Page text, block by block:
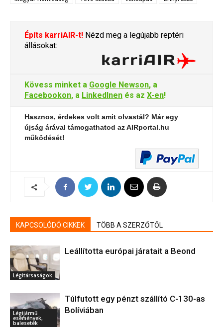
Építs karriAIR-t! Nézd meg a legújabb reptéri
állásokat:
Kövess minket a Google Newson, a
Facebookon, a LinkedInen és az X-en!
Hasznos, érdekes volt amit olvastál? Már egy
újság árával támogathatod az AIRportal.hu
működését!
KAPCSOLÓDÓ CIKKEK TÖBB A SZERZŐTŐL
Légitársaságok
Leállította európai járatait a Beond
Légijármű
események,
balesetek
Túlfutott egy pénzt szállító C-130-as
Bolíviában